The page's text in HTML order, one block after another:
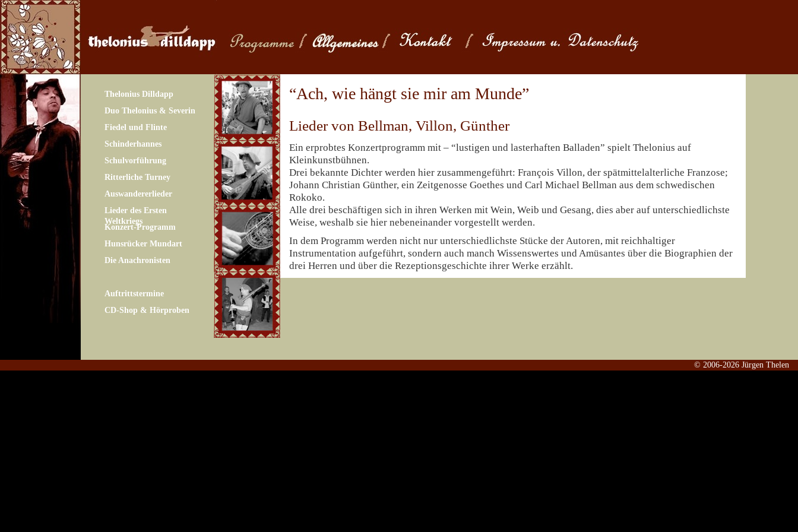
Thelonius Dilldapp
Duo Thelonius & Severin
Fiedel und Flinte
Schinderhannes
Schulvorführung
Ritterliche Turney
Auswandererlieder
Lieder des Ersten
Weltkriegs
Konzert-Programm
Hunsrücker Mundart
Die Anachronisten
Auftrittstermine
CD-Shop & Hörproben
“Ach, wie hängt sie mir am Munde”
Lieder von Bellman, Villon, Günther
Ein erprobtes Konzertprogramm mit – “lustigen und lasterhaften Balladen” spielt Thelonius auf
Kleinkunstbühnen.
Drei bekannte Dichter werden hier zusammengeführt: François Villon, der spätmittelalterliche Franzose;
Johann Christian Günther, ein Zeitgenosse Goethes und Carl Michael Bellman aus dem schwedischen
Rokoko.
Alle drei beschäftigen sich in ihren Werken mit Wein, Weib und Gesang, dies aber auf unterschiedlichste
Weise, weshalb sie hier nebeneinander vorgestellt werden.
In dem Programm werden nicht nur unterschiedlichste Stücke der Autoren, mit reichhaltiger
Instrumentation aufgeführt, sondern auch manch Wissenswertes und Amüsantes über die Biographien der
drei Herren und über die Rezeptionsgeschichte ihrer Werke erzählt.
© 2006-2026 Jürgen Thelen